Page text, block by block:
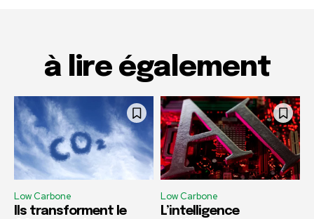
à lire également
Low Carbone
Ils transforment le
Low Carbone
L’intelligence